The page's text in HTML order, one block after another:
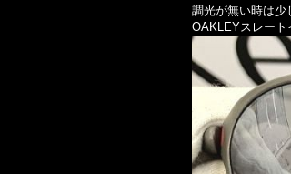
調光が無い時は
OAKLEYスレー